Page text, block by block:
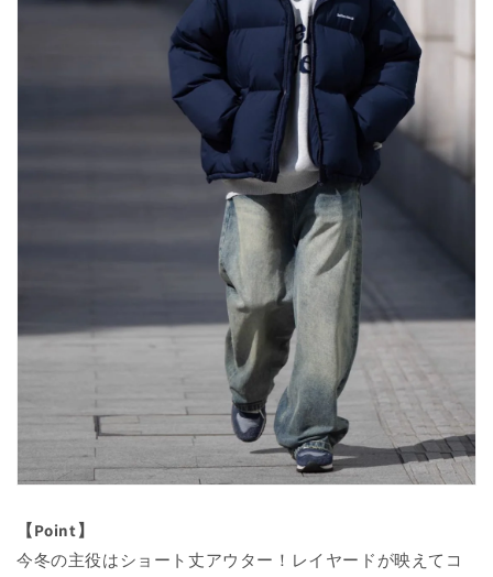
【Point】
今冬の主役はショート丈アウター！レイヤードが映えてコ